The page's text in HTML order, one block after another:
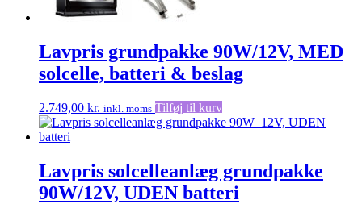
Lavpris grundpakke 90W/12V, MED
solcelle, batteri & beslag
2.749,00 kr. inkl. moms Tilføj til kurv
Lavpris solcelleanlæg grundpakke
90W/12V, UDEN batteri